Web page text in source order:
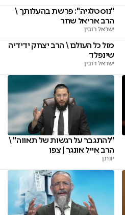
"נוסטלגיה": פרשת בהעלותך \
הרב אריאל שחר
ישראל רובין
מול כל העולם \ הרב יצחק ידידיה
שינפלד
ישראל רובין
"להתגבר על רגשות של תאווה" \
הרב אייל אונגר | צפו
יונתן